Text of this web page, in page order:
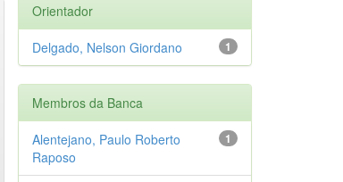
Orientador
1
Delgado, Nelson Giordano
Membros da Banca
1
Alentejano, Paulo Roberto
Raposo